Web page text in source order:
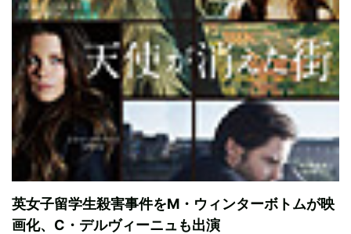
英女子留学生殺害事件をM・ウィンターボトムが映
画化、C・デルヴィーニュも出演